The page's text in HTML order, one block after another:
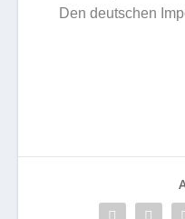
Den deutschen